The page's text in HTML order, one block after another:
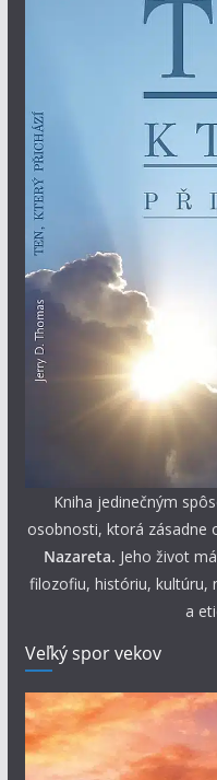
Kniha jedinečným
osobnosti, ktorá zásadne
Nazareta. Jeho život
filozofiu, históriu, kultúru,
a
Veľký spor vekov